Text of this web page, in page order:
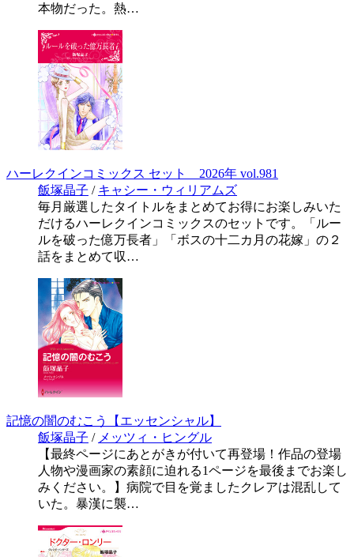
本物だった。熱…
ハーレクインコミックス セット 2026年 vol.981
飯塚晶子 / キャシー・ウィリアムズ
毎月厳選したタイトルをまとめてお得にお楽しみいた
だけるハーレクインコミックスのセットです。「ルー
ルを破った億万長者」「ボスの十二カ月の花嫁」の２
話をまとめて収…
記憶の闇のむこう【エッセンシャル】
飯塚晶子 / メッツィ・ヒングル
【最終ページにあとがきが付いて再登場！作品の登場
人物や漫画家の素顔に迫れる1ページを最後までお楽し
みください。】病院で目を覚ましたクレアは混乱して
いた。暴漢に襲…